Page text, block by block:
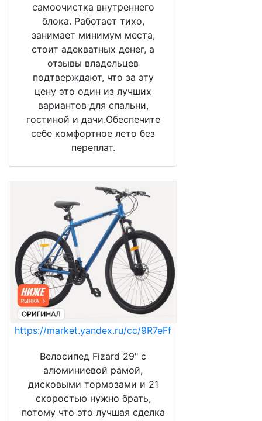
самоочистка внутреннего
блока. Работает тихо,
занимает минимум места,
стоит адекватных денег, а
отзывы владельцев
подтверждают, что за эту
цену это один из лучших
вариантов для спальни,
гостиной и дачи.Обеспечите
себе комфортное лето без
переплат.
https://market.yandex.ru/cc/9R7eFf
Велосипед Fizard 29" с
алюминиевой рамой,
дисковыми тормозами и 21
скоростью нужно брать,
потому что это лучшая сделка